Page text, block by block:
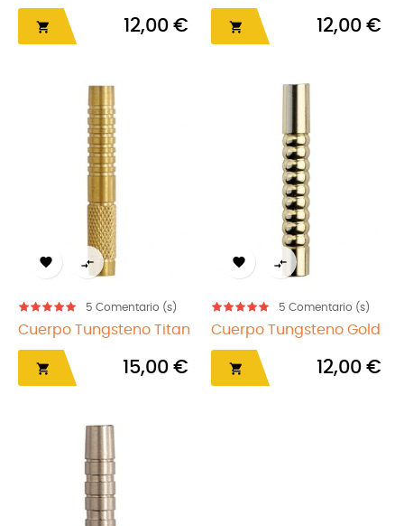
 12,00 €  12,00 €
 
5 Comentario (s)
Cuerpo Tungsteno Titan
 15,00 €
 
5 Comentario (s)
Cuerpo Tungsteno Gold
 12,00 €